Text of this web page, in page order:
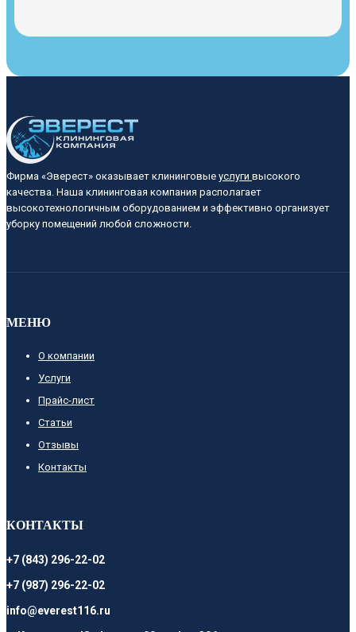
Фирма «Эверест» оказывает клининговые услуги высокого
качества. Наша клининговая компания располагает
высокотехнологичным оборудованием и эффективно организует
уборку помещений любой сложности.
МЕНЮ
О компании
Услуги
Прайс-лист
Cтатьи
Отзывы
Контакты
КОНТАКТЫ
+7 (843) 296-22-02
+7 (987) 296-22-02
info@everest116.ru